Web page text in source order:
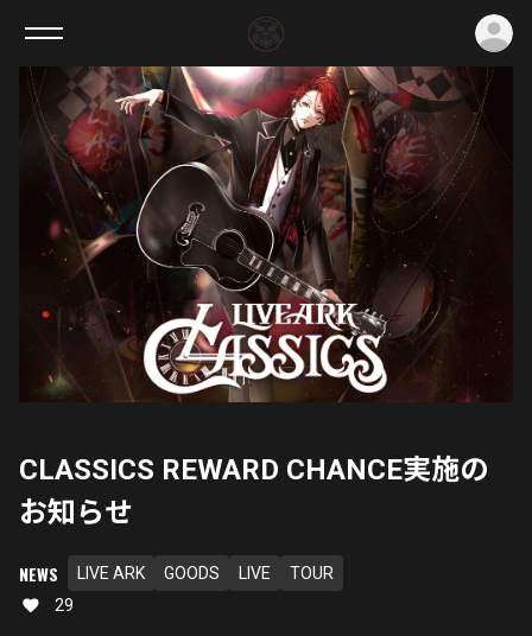
CLASSICS REWARD CHANCE実施の
お知らせ
NEWS LIVE ARK GOODS LIVE
TOUR
29